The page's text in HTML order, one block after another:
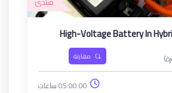
High-Voltage Battery In
مقارنة
05:00:00 ساعات